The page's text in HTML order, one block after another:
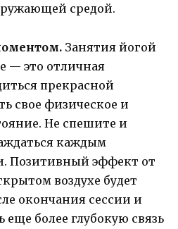
средой.
Занятия йогой
— это отличная
прекрасной
свое физическое и
Не спешите и
каждым
Позитивный эффект от
воздухе будет
окончания сессии и
еще более глубокую связь